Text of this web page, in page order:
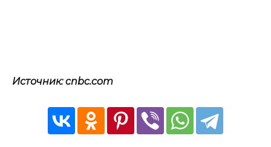
Источник: cnbc.com